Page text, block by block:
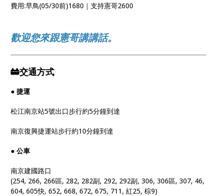
費用:早鳥(05/30前)1680｜支持憲哥2600
歡迎您來跟憲哥講講話。
🚋交通方式
● 捷運
松江南京站5號出口步行約5分鐘到達
南京復興捷運站步行約10分鐘到達
● 公車
南京建國路口
(254, 266, 266區, 282, 282副, 292, 292副, 306, 306區, 307, 46,
604, 605快, 652, 668, 672, 675, 711, 紅25, 棕9)